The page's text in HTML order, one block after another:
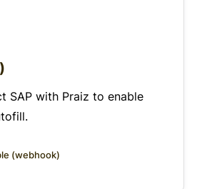
SAP with Praiz to enable
(webhook)